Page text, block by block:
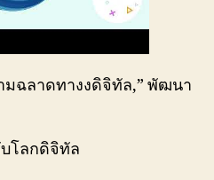
ฉลาดทางงดิจิทัล,” พัฒนา